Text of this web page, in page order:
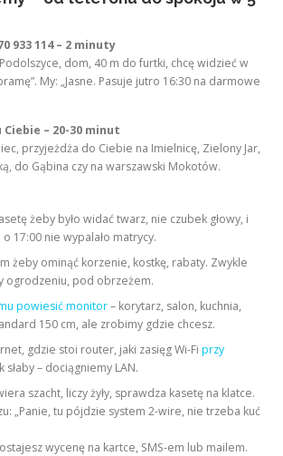
933 114 – 2 minuty
dom, 40 m do furtki, chcę widzieć w
My: „Jasne. Pasuje jutro 16:30 na darmowe
– 20-30 minut
przyjeżdża do Ciebie na Imielnicę, Zielony Jar,
do Gąbina czy na warszawski Mokotów.
żeby było widać twarz, nie czubek głowy, i
17:00 nie wypalało matrycy.
żeby ominąć korzenie, kostkę, rabaty. Zwykle
ogrodzeniu, pod obrzeżem.
powiesić monitor– korytarz, salon, kuchnia,
150 cm, ale zrobimy gdzie chcesz.
gdzie stoi router, jaki zasięg Wi-Fi przy
słaby – dociągniemy LAN.
szacht, liczy żyły, sprawdza kasetę na klatce.
„Panie, tu pójdzie system 2-wire, nie trzeba kuć
wycenę na kartce, SMS-em lub mailem.